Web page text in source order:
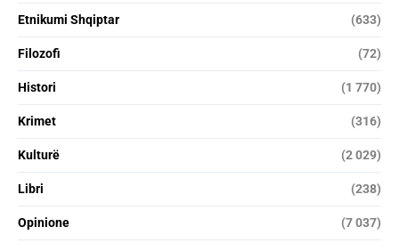
Etnikumi Shqiptar (633)
Filozofi (72)
Histori (1 770)
Krimet (316)
Kulturë (2 029)
Libri (238)
Opinione (7 037)